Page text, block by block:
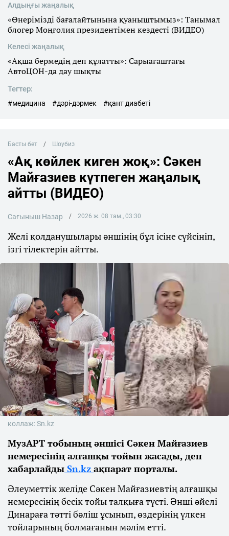
Алдыңғы жаңалық
«Өнерімізді бағалайтынына қуаныштымыз»: Танымал
блогер Моңғолия президентімен кездесті (ВИДЕО)
Келесі жаңалық
«Ақша бермедің деп құлатты»: Сарыағаштағы
АвтоЦОН-да дау шықты
Тегтер:
#медицина #дәрі-дәрмек #қант диабеті
Басты бет Шоубиз
«Ақ көйлек киген жоқ»: Сәкен
Майғазиев күтпеген жаңалық
айтты (ВИДЕО)
Сағыныш Назар 2026 ж. 08 там., 03:30
Желі қолданушылары әншінің бұл ісіне сүйсініп,
ізгі тілектерін айтты.
коллаж: Sn.kz
МузАРТ тобының әншісі Сәкен Майғазиев
немересінің алғашқы тойын жасады, деп
хабарлайды Sn.kz ақпарат порталы.
Әлеуметтік желіде Сәкен Майғазиевтің алғашқы
немересінің бесік тойы талқыға түсті. Әнші әйелі
Динараға тәтті бәліш ұсынып, өздерінің үлкен
тойларының болмағанын мәлім етті.